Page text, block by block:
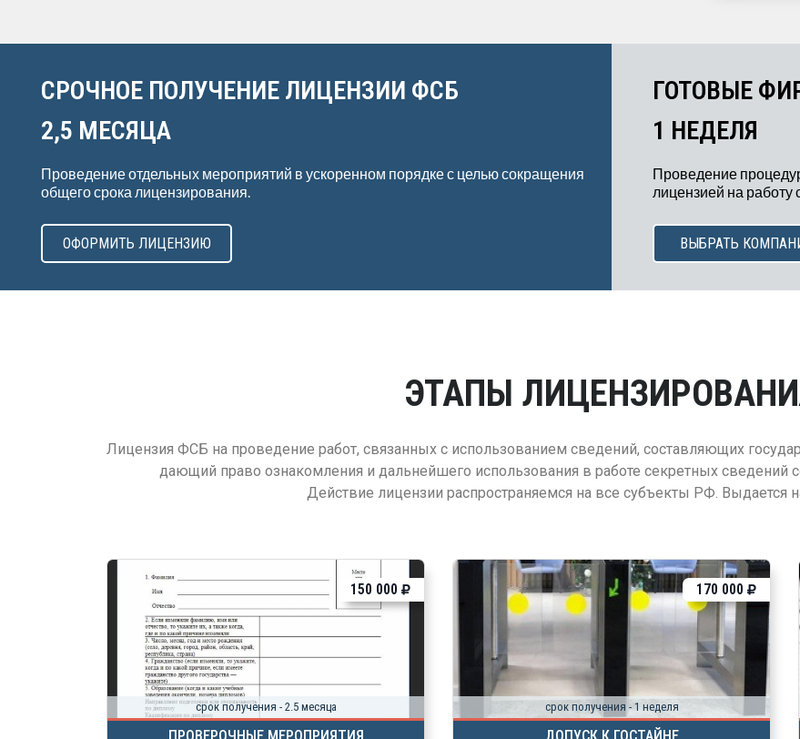
СРОЧНОЕ ПОЛУЧЕНИЕ ЛИЦЕНЗИИ ФСБ
2,5 МЕСЯЦА
Проведение отдельных мероприятий в ускоренном порядке с целью сокращения
общего срока лицензирования.
ОФОРМИТЬ ЛИЦЕНЗИЮ
ГОТОВЫЕ
1 НЕДЕЛЯ
Проведение
лицензией на
ВЫБРАТЬ
ЭТАПЫ
Лицензия ФСБ на проведение работ, связанных с использованием сведений, составляющих
дающий право ознакомления и дальнейшего использования в работе секретных сведений
Действие лицензии распространяемся на все субъекты РФ. Выдается
срок получения - 2.5 месяца
150 000
срок получения - 1 неделя
170 000